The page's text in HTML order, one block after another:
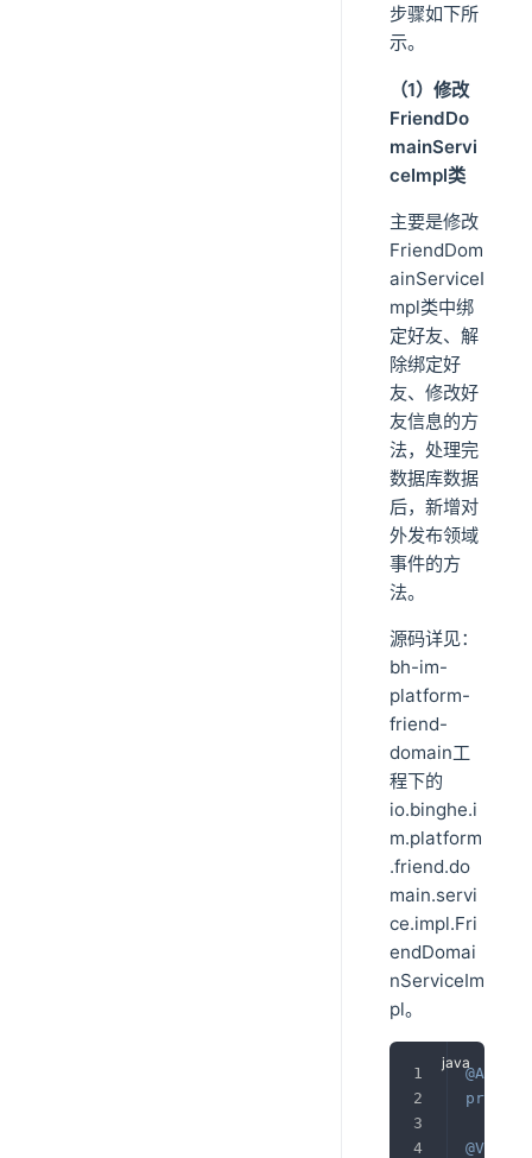
步骤如下所
示。
（1）修改
FriendDo
mainServi
ceImpl类
主要是修改
FriendDom
ainServiceI
mpl类中绑
定好友、解
除绑定好
友、修改好
友信息的方
法，处理完
数据库数据
后，新增对
外发布领域
事件的方
法。
源码详见：
bh-im-
platform-
friend-
domain工
程下的
io.binghe.i
m.platform
.friend.do
main.servi
ce.impl.Fri
endDomai
nServiceIm
pl。
private
@Value